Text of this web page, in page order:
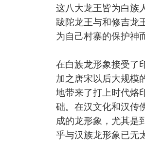
这八大龙王皆为白族
跋陀龙王与和修吉龙
为自己村寨的保护神
在白族龙形象接受了
加之唐宋以后大规模
地带来了打上时代烙
础。在汉文化和汉传
成的龙形象，尤其是
乎与汉族龙形象已无